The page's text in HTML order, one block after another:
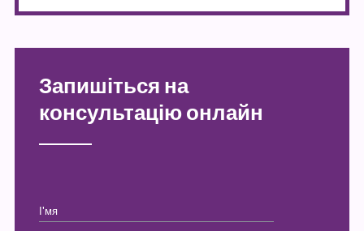
Запишіться на
консультацію онлайн